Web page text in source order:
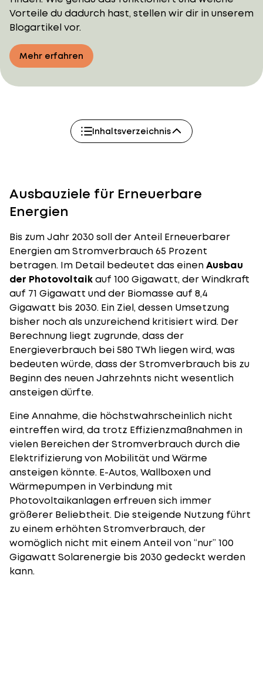
Vorteile du dadurch hast, stellen wir dir in unserem
Blogartikel vor.
Mehr erfahren
Inhaltsverzeichnis
Ausbauziele für Erneuerbare
Energien
Bis zum Jahr 2030 soll der Anteil Erneuerbarer
Energien am Stromverbrauch 65 Prozent
betragen. Im Detail bedeutet das einenAusbau
der Photovoltaikauf 100 Gigawatt, der Windkraft
auf 71 Gigawatt und der Biomasse auf 8,4
Gigawatt bis 2030. Ein Ziel, dessen Umsetzung
bisher noch als unzureichend kritisiert wird. Der
Berechnung liegt zugrunde, dass der
Energieverbrauch bei 580 TWh liegen wird, was
bedeuten würde, dass der Stromverbrauch bis zu
Beginn des neuen Jahrzehnts nicht wesentlich
ansteigen dürfte.
Eine Annahme, die höchstwahrscheinlich nicht
eintreffen wird, da trotz Effizienzmaßnahmen in
vielen Bereichen der Stromverbrauch durch die
Elektrifizierung von Mobilität und Wärme
ansteigen könnte. E-Autos,Wallboxenund
Wärmepumpen in Verbindung mit
Photovoltaikanlagen erfreuen sich immer
größerer Beliebtheit. Die steigende Nutzung führt
zu einem erhöhten Stromverbrauch, der
womöglich nicht mit einem Anteil von “nur” 100
Gigawatt Solarenergie bis 2030 gedeckt werden
kann.